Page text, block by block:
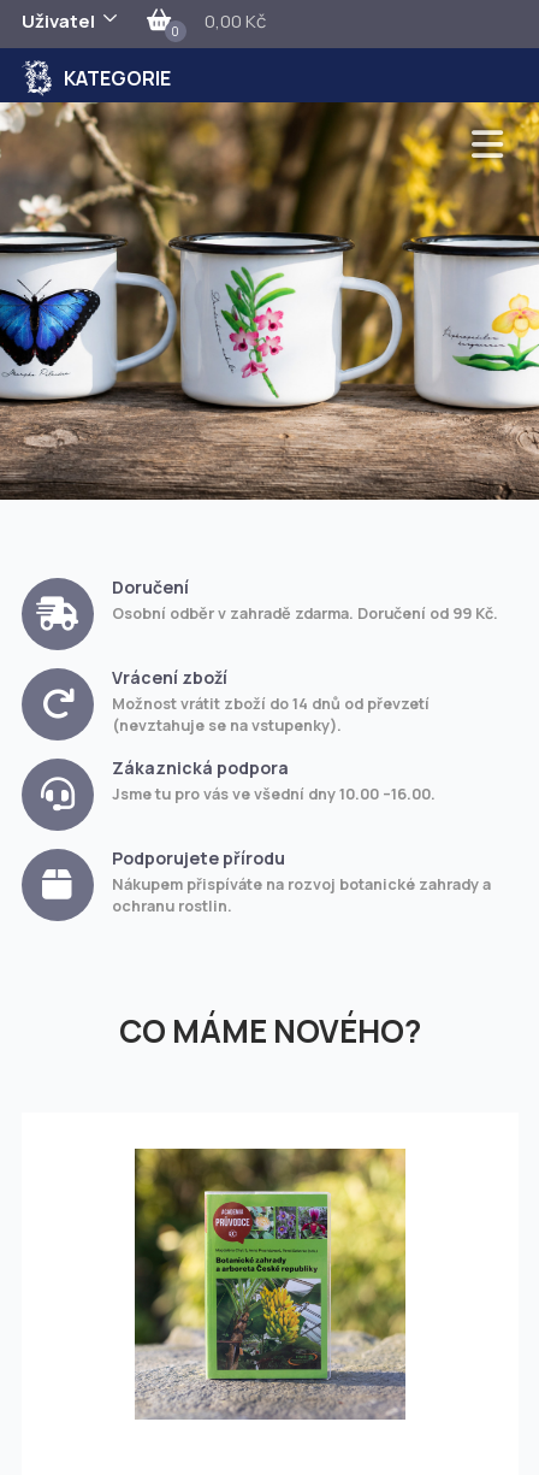
Uživatel 0 0,00 Kč
KATEGORIE
Doručení
Osobní odběr v zahradě zdarma. Doručení od 99 Kč.
Vrácení zboží
Možnost vrátit zboží do 14 dnů od převzetí
(nevztahuje se na vstupenky).
Zákaznická podpora
Jsme tu pro vás ve všední dny 10.00 –16.00.
Podporujete přírodu
Nákupem přispíváte na rozvoj botanické zahrady a
ochranu rostlin.
CO MÁME NOVÉHO?